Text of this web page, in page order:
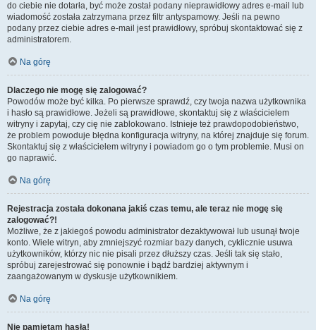
do ciebie nie dotarła, być może został podany nieprawidłowy adres e-mail lub
wiadomość została zatrzymana przez filtr antyspamowy. Jeśli na pewno
podany przez ciebie adres e-mail jest prawidłowy, spróbuj skontaktować się z
administratorem.
Na górę
Dlaczego nie mogę się zalogować?
Powodów może być kilka. Po pierwsze sprawdź, czy twoja nazwa użytkownika
i hasło są prawidłowe. Jeżeli są prawidłowe, skontaktuj się z właścicielem
witryny i zapytaj, czy cię nie zablokowano. Istnieje też prawdopodobieństwo,
że problem powoduje błędna konfiguracja witryny, na której znajduje się forum.
Skontaktuj się z właścicielem witryny i powiadom go o tym problemie. Musi on
go naprawić.
Na górę
Rejestracja została dokonana jakiś czas temu, ale teraz nie mogę się
zalogować?!
Możliwe, że z jakiegoś powodu administrator dezaktywował lub usunął twoje
konto. Wiele witryn, aby zmniejszyć rozmiar bazy danych, cyklicznie usuwa
użytkowników, którzy nic nie pisali przez dłuższy czas. Jeśli tak się stało,
spróbuj zarejestrować się ponownie i bądź bardziej aktywnym i
zaangażowanym w dyskusje użytkownikiem.
Na górę
Nie pamiętam hasła!